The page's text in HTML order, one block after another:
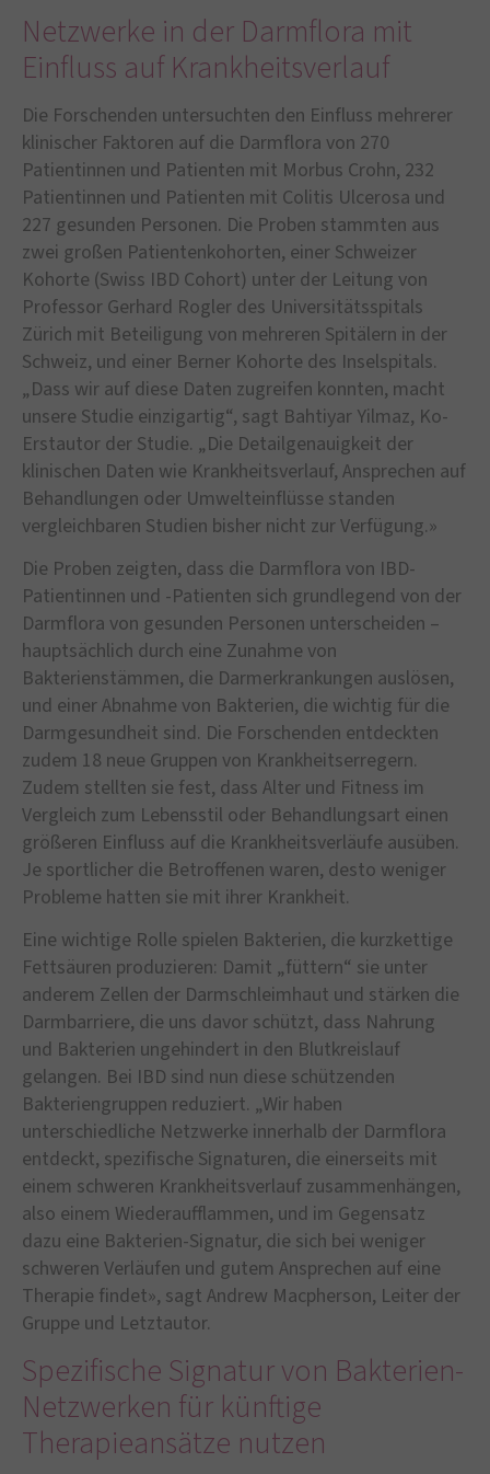
Netzwerke in der Darmflora mit
Einfluss auf Krankheitsverlauf
Die Forschenden untersuchten den Einfluss mehrerer
klinischer Faktoren auf die Darmflora von 270
Patientinnen und Patienten mit Morbus Crohn, 232
Patientinnen und Patienten mit Colitis Ulcerosa und
227 gesunden Personen. Die Proben stammten aus
zwei großen Patientenkohorten, einer Schweizer
Kohorte (Swiss IBD Cohort) unter der Leitung von
Professor Gerhard Rogler des Universitätsspitals
Zürich mit Beteiligung von mehreren Spitälern in der
Schweiz, und einer Berner Kohorte des Inselspitals.
„Dass wir auf diese Daten zugreifen konnten, macht
unsere Studie einzigartig“, sagt Bahtiyar Yilmaz, Ko-
Erstautor der Studie. „Die Detailgenauigkeit der
klinischen Daten wie Krankheitsverlauf, Ansprechen auf
Behandlungen oder Umwelteinflüsse standen
vergleichbaren Studien bisher nicht zur Verfügung.»
Die Proben zeigten, dass die Darmflora von IBD-
Patientinnen und -Patienten sich grundlegend von der
Darmflora von gesunden Personen unterscheiden –
hauptsächlich durch eine Zunahme von
Bakterienstämmen, die Darmerkrankungen auslösen,
und einer Abnahme von Bakterien, die wichtig für die
Darmgesundheit sind. Die Forschenden entdeckten
zudem 18 neue Gruppen von Krankheitserregern.
Zudem stellten sie fest, dass Alter und Fitness im
Vergleich zum Lebensstil oder Behandlungsart einen
größeren Einfluss auf die Krankheitsverläufe ausüben.
Je sportlicher die Betroffenen waren, desto weniger
Probleme hatten sie mit ihrer Krankheit.
Eine wichtige Rolle spielen Bakterien, die kurzkettige
Fettsäuren produzieren: Damit „füttern“ sie unter
anderem Zellen der Darmschleimhaut und stärken die
Darmbarriere, die uns davor schützt, dass Nahrung
und Bakterien ungehindert in den Blutkreislauf
gelangen. Bei IBD sind nun diese schützenden
Bakteriengruppen reduziert. „Wir haben
unterschiedliche Netzwerke innerhalb der Darmflora
entdeckt, spezifische Signaturen, die einerseits mit
einem schweren Krankheitsverlauf zusammenhängen,
also einem Wiederaufflammen, und im Gegensatz
dazu eine Bakterien-Signatur, die sich bei weniger
schweren Verläufen und gutem Ansprechen auf eine
Therapie findet», sagt Andrew Macpherson, Leiter der
Gruppe und Letztautor.
Spezifische Signatur von Bakterien-
Netzwerken für künftige
Therapieansätze nutzen